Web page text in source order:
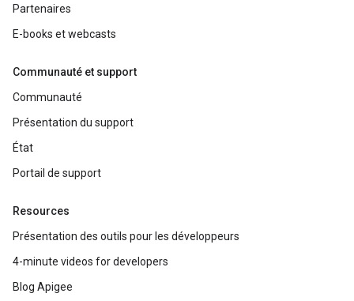
Partenaires
E-books et webcasts
Communauté et support
Communauté
Présentation du support
État
Portail de support
Resources
Présentation des outils pour les développeurs
4-minute videos for developers
Blog Apigee